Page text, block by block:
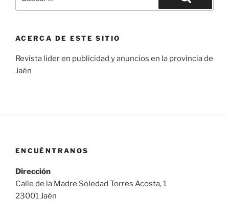
por:
Buscar
ACERCA DE ESTE SITIO
Revista lider en publicidad y anuncios en la provincia de
Jaén
ENCUÉNTRANOS
Dirección
Calle de la Madre Soledad Torres Acosta, 1
23001 Jaén